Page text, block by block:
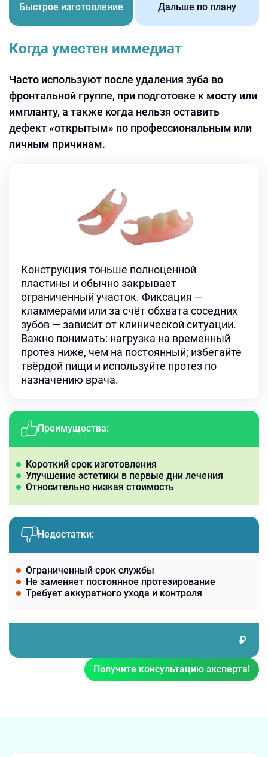
Быстрое изготовление Дальше по плану
Когда уместен иммедиат
Часто используют после удаления зуба во
фронтальной группе, при подготовке к мосту или
импланту, а также когда нельзя оставить
дефект «открытым» по профессиональным или
личным причинам.
Конструкция тоньше полноценной
пластины и обычно закрывает
ограниченный участок. Фиксация —
кламмерами или за счёт обхвата соседних
зубов — зависит от клинической ситуации.
Важно понимать: нагрузка на временный
протез ниже, чем на постоянный; избегайте
твёрдой пищи и используйте протез по
назначению врача.
Преимущества:
Короткий срок изготовления
Улучшение эстетики в первые дни лечения
Относительно низкая стоимость
Недостатки:
Ограниченный срок службы
Не заменяет постоянное протезирование
Требует аккуратного ухода и контроля
₽
Получите консультацию эксперта!